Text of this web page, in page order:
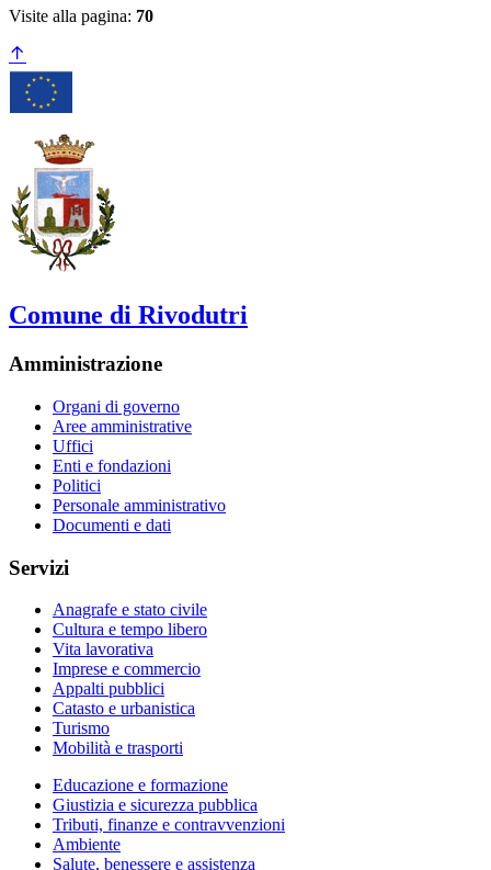
Visite alla pagina: 70
Comune di Rivodutri
Amministrazione
Organi di governo
Aree amministrative
Uffici
Enti e fondazioni
Politici
Personale amministrativo
Documenti e dati
Servizi
Anagrafe e stato civile
Cultura e tempo libero
Vita lavorativa
Imprese e commercio
Appalti pubblici
Catasto e urbanistica
Turismo
Mobilità e trasporti
Educazione e formazione
Giustizia e sicurezza pubblica
Tributi, finanze e contravvenzioni
Ambiente
Salute, benessere e assistenza